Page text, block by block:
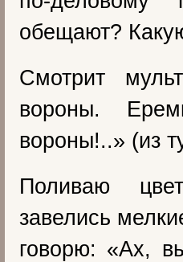
обещают?
Смотрит
вороны.
вороны!..» (из
Поливаю
завелись
говорю: «Ах,